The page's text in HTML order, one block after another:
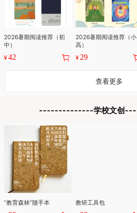
2026暑期阅读推荐（初
中）
¥42
2026暑期阅读推荐（小
高）
¥ 29
查看更多
“教育森林”随手本
教研工具包